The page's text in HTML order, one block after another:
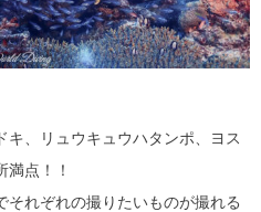
キ、リュウキュウハタンポ、ヨス
点！！
れぞれの撮りたいものが撮れる